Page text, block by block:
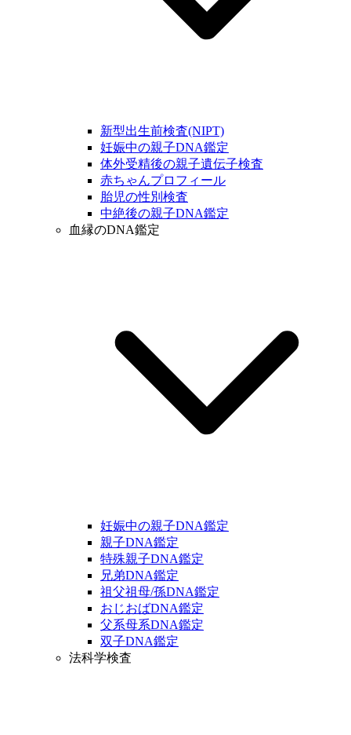
新型出生前検査(NIPT)
妊娠中の親子DNA鑑定
体外受精後の親子遺伝子検査
赤ちゃんプロフィール
胎児の性別検査
中絶後の親子DNA鑑定
血縁のDNA鑑定
妊娠中の親子DNA鑑定
親子DNA鑑定
特殊親子DNA鑑定
兄弟DNA鑑定
祖父祖母/孫DNA鑑定
おじおばDNA鑑定
父系母系DNA鑑定
双子DNA鑑定
法科学検査